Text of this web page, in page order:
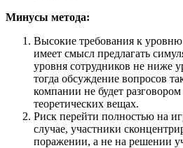
Минусы метода:
Высокие требования к
имеет смысл предлагать
уровня сотрудников не ниже
тогда обсуждение вопросов
компании не будет
теоретических вещах.
Риск перейти полностью на
случае, участники
поражении, а не на решении